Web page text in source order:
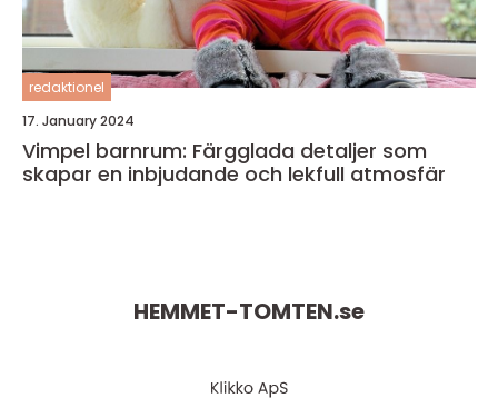
redaktionel
17. January 2024
Vimpel barnrum: Färgglada detaljer som
skapar en inbjudande och lekfull atmosfär
HEMMET-TOMTEN.se